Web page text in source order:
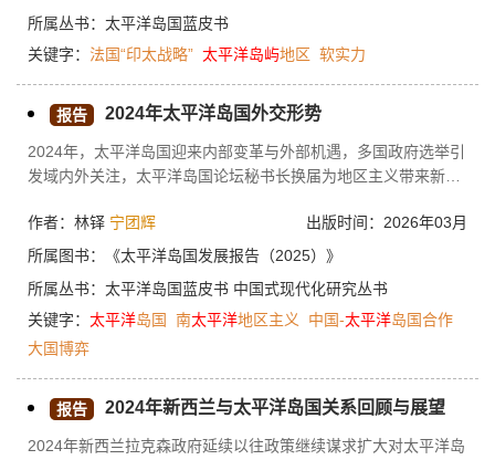
太平洋岛屿地区增强影响力，并在“印太”地区重塑大国地位。然
而，法国在推进政策时也面临地理距离、资源限制、与其他大国
的竞争以及殖民历史带来的挑战和困境。
所属丛书： 太平洋岛国蓝皮书
关键字： 法国“印太战略” 太平洋岛屿地区 软实力
报告 2024年太平洋岛国外交形势
2024年，太平洋岛国迎来内部变革与外部机遇，多国政府选举引
发域内外关注，太平洋岛国论坛秘书长换届为地区主义带来新气
国际影响力，在双多边外交上拓展合作版图，创新地区治理机
制，与日本、印度尼西亚、印度等亚洲次区域大国关系深化。太
平台发声提升代表性。中国与太平洋岛国关系发展不断实现新突
破，中国-瑙鲁复交开启双边关系新篇章，务实合作快速发展。6
个太平洋岛国领导人密集访华，元首外交彰显“四个充分尊重”政
洋岛国的外交资源投入，但三国战略目标有所差异。总体而言，
2024年太平洋岛国在国际舞台上力求有所作为，但受大国关系影
响，地区外交格局面临复杂态势。
出版时间：2026年03月
作者：林铎 宁团辉
所属图书：
《太平洋岛国发展报告（2025）》
所属丛书： 太平洋岛国蓝皮书 中国式现代化研究丛书
关键字： 太平洋岛国 南太平洋地区主义 中国-太平洋岛国合作
大国博弈
报告 2024年新西兰与太平洋岛国关系回顾与展望
2024年新西兰拉克森政府延续以往政策继续谋求扩大对太平洋岛